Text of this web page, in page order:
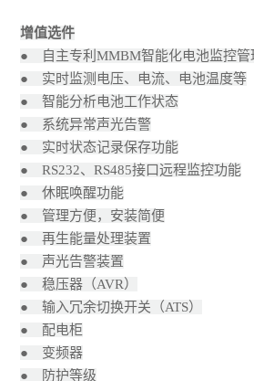
增值选件
● 自主专利MMBM智能化电池监控管
● 实时监测电压、电流、电池温度等
● 智能分析电池工作状态
● 系统异常声光告警
● 实时状态记录保存功能
● RS232、RS485接口远程监控功能
● 休眠唤醒功能
● 管理方便，安装简便
● 再生能量处理装置
● 声光告警装置
● 稳压器（AVR）
● 输入冗余切换开关（ATS）
● 配电柜
● 变频器
● 防护等级